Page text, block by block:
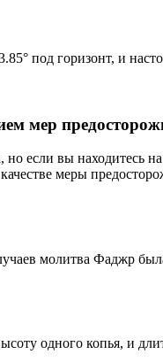
под горизонт, и
мер
но если вы
меры
молитва Фаджр
одного копья, и